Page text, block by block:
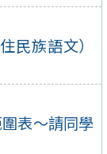
民族語文）
表～請同學